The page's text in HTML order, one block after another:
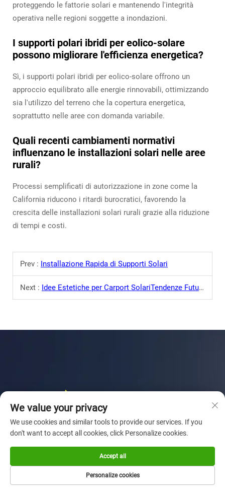
proteggendo le fattorie solari e mantenendo l'integrità
operativa nelle regioni soggette a inondazioni.
I supporti polari ibridi per eolico-solare
possono migliorare l'efficienza energetica?
Sì, i supporti polari ibridi per eolico-solare offrono un
approccio equilibrato alle energie rinnovabili, ottimizzando
sia l'utilizzo del terreno che la copertura energetica,
soprattutto nelle aree con domanda variabile.
Quali recenti cambiamenti normativi
influenzano le installazioni solari nelle aree
rurali?
Processi semplificati di autorizzazione in zone come la
California riducono i ritardi burocratici, favorendo la
crescita delle installazioni solari rurali grazie alla riduzione
di tempi e costi.
Prev : Installazione Rapida di Supporti Solari
Next : Idee Estetiche per Carport SolariTendenze Future nei Sistemi di Montaggio Solare
Sunforson continua a fornire progetti innovativi, un buon
servizio e condivide più valore con i clienti.
We value your privacy
We use cookies and similar tools to provide our services. If you
don't want to accept all cookies, click Personalize cookies.
Personalize cookies
Accept all